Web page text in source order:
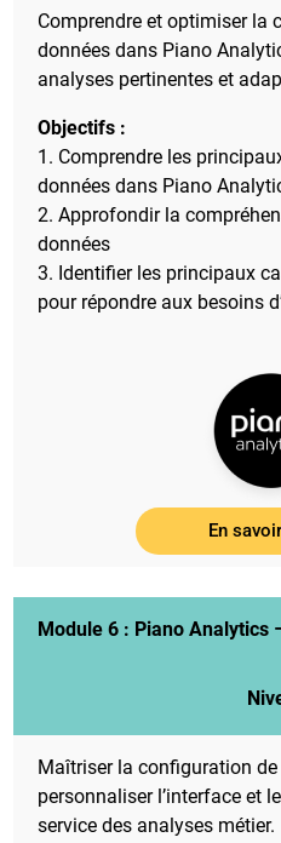
Comprendre et optimiser la
données dans Piano
analyses pertinentes et
Objectifs :
1. Comprendre les
données dans Piano
2. Approfondir la
données
3. Identifier les principaux
pour répondre aux besoins
En
Module 6 : Piano Analytics
Maîtriser la configuration
personnaliser l’interface et
service des analyses métier.